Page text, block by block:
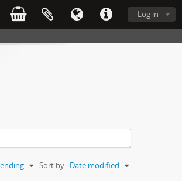
Log in
Sort by: Date modified